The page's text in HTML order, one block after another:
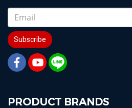
Subscribe
PRODUCT BRANDS